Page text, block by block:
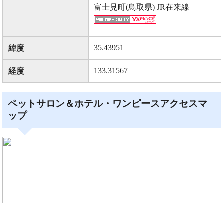
富士見町(鳥取県) JR在来線
緯度 35.43951
経度 133.31567
ペットサロン＆ホテル・ワンピースアクセスマ
ップ